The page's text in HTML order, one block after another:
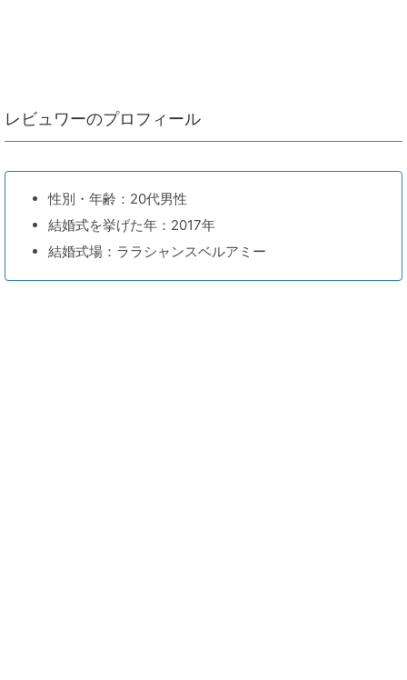
レビュワーのプロフィール
性別・年齢：20代男性
結婚式を挙げた年：2017年
結婚式場：ララシャンスベルアミー